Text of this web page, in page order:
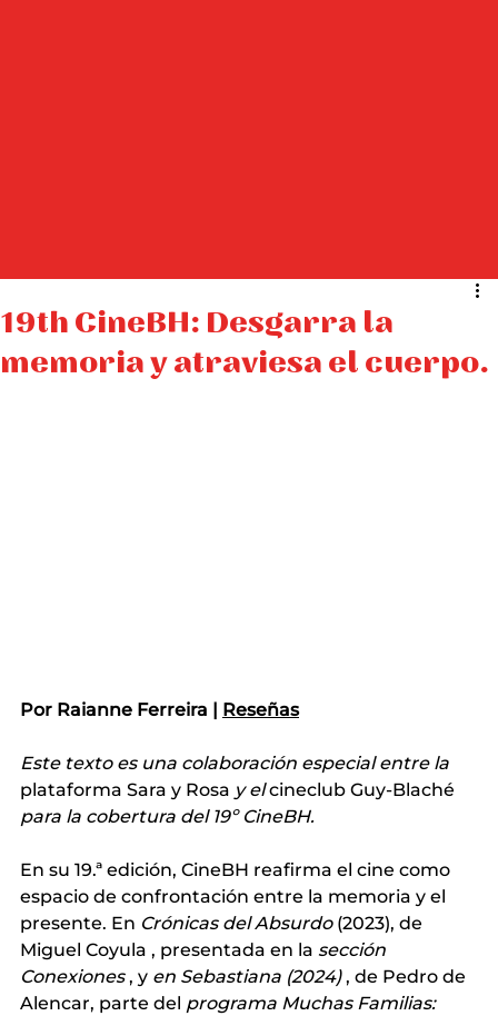
19th CineBH: Desgarra la
memoria y atraviesa el cuerpo.
Por Raianne Ferreira | Reseñas
Este texto es una colaboración especial entre la
plataforma Sara y Rosa y el cineclub Guy-Blaché
para la cobertura del 19º CineBH.
En su 19.ª edición, CineBH reafirma el cine como
espacio de confrontación entre la memoria y el
presente. En Crónicas del Absurdo (2023), de
Miguel Coyula , presentada en la sección
Conexiones , y en Sebastiana (2024) , de Pedro de
Alencar, parte del programa Muchas Familias: